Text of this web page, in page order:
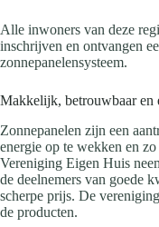
Alle inwoners van deze
inschrijven en ontvangen
zonnepanelensysteem.
Makkelijk, betrouwbaar en
Zonnepanelen zijn een
energie op te wekken en
Vereniging Eigen Huis
de deelnemers van goede
scherpe prijs. De
de producten.